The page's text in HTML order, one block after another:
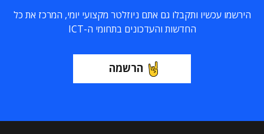
הירשמו עכשיו ותקבלו גם אתם ניוזלטר מקצועי יומי, המרכז את כל
החדשות והעדכונים בתחומי ה-ICT
הרשמה